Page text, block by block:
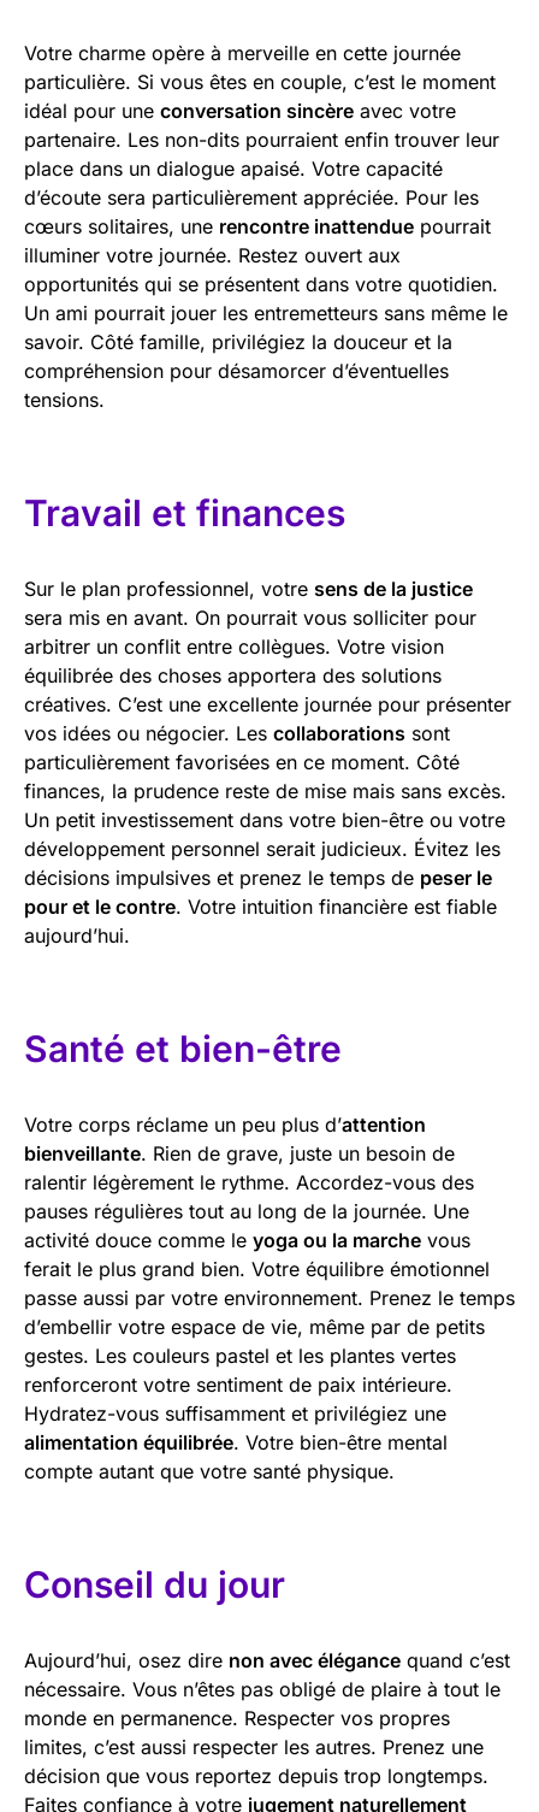
Votre charme opère à merveille en cette journée
particulière. Si vous êtes en couple, c’est le moment
idéal pour une conversation sincère avec votre
partenaire. Les non-dits pourraient enfin trouver leur
place dans un dialogue apaisé. Votre capacité
d’écoute sera particulièrement appréciée. Pour les
cœurs solitaires, une rencontre inattendue pourrait
illuminer votre journée. Restez ouvert aux
opportunités qui se présentent dans votre quotidien.
Un ami pourrait jouer les entremetteurs sans même le
savoir. Côté famille, privilégiez la douceur et la
compréhension pour désamorcer d’éventuelles
tensions.
Travail et finances
Sur le plan professionnel, votre sens de la justice
sera mis en avant. On pourrait vous solliciter pour
arbitrer un conflit entre collègues. Votre vision
équilibrée des choses apportera des solutions
créatives. C’est une excellente journée pour présenter
vos idées ou négocier. Les collaborations sont
particulièrement favorisées en ce moment. Côté
finances, la prudence reste de mise mais sans excès.
Un petit investissement dans votre bien-être ou votre
développement personnel serait judicieux. Évitez les
décisions impulsives et prenez le temps de peser le
pour et le contre. Votre intuition financière est fiable
aujourd’hui.
Santé et bien-être
Votre corps réclame un peu plus d’attention
bienveillante. Rien de grave, juste un besoin de
ralentir légèrement le rythme. Accordez-vous des
pauses régulières tout au long de la journée. Une
activité douce comme le yoga ou la marche vous
ferait le plus grand bien. Votre équilibre émotionnel
passe aussi par votre environnement. Prenez le temps
d’embellir votre espace de vie, même par de petits
gestes. Les couleurs pastel et les plantes vertes
renforceront votre sentiment de paix intérieure.
Hydratez-vous suffisamment et privilégiez une
alimentation équilibrée. Votre bien-être mental
compte autant que votre santé physique.
Conseil du jour
Aujourd’hui, osez dire non avec élégance quand c’est
nécessaire. Vous n’êtes pas obligé de plaire à tout le
monde en permanence. Respecter vos propres
limites, c’est aussi respecter les autres. Prenez une
décision que vous reportez depuis trop longtemps.
Faites confiance à votre jugement naturellement